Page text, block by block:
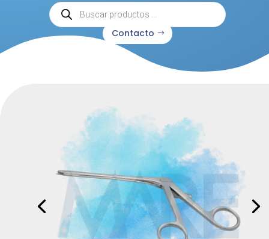
Búsqueda
de
productos
Contacto